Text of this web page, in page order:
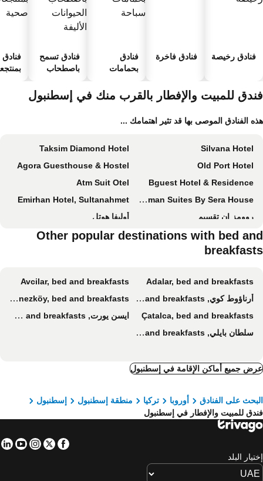
فنادق رخيصة فنادق فاخرة
فنادق
بحمامات
فنادق تسمح
باصطحاب
الأليفة
فنادق
للمبيت والإفطار بالقرب منك في إسطنبول
الفنادق الموصى بها قد تثير اهتمامك ...
Silvana Hotel
Taksim Diamond Hotel
Old Port Hotel
Agora Guesthouse & Hostel
Bguest Hotel & Residence
Atm Suit Otel
Ottoman Suites By Sera House
Emirhan Hotel, Sultanahmet
روومز إن تقسيم
أوليفا هوتل
Beyzas Hotels & Suites
Resitpasa Istanbul
Land Park Hotel
هوتل إليكاك
Aras Boutique Hotel & Suites
تشاكرا سويتس ليفينت
Cordis
Tophane Mansion Karakoy
Xalila 2
Ahg Atlas Hotel Taksim
Other popular destinations with bed
Adalar, bed and breakfasts
Avcilar, bed and breakfasts
أرناؤوط كوي, bed and breakfasts
Polonezköy, bed and breakfasts
Çatalca, bed and breakfasts
ايسن يورت, bed and breakfasts
سلطان بايلي, bed and breakfasts
جميع أماكن الإقامة في إسطنبول
على الفنادق أوروبا تركيا منطقة إسطنبول
إسطنبول
للمبيت والإفطار في إسطنبول
Facebook
Twitter
البلد